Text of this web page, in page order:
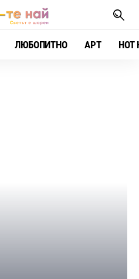
ЛЮБОПИТНО АРТ HOT